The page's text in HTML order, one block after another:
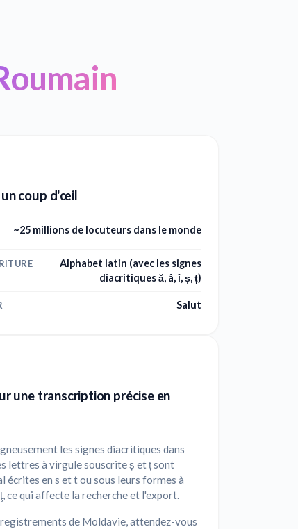
un coup d'œil
~25 millions de locuteurs dans le monde
Alphabet latin (avec les signes
diacritiques ă, â, î, ș, ț)
Salut
une transcription précise en
les signes diacritiques dans
lettres à virgule souscrite ș et ț sont
écrites en s et t ou sous leurs formes à
ce qui affecte la recherche et l'export.
de Moldavie, attendez-vous